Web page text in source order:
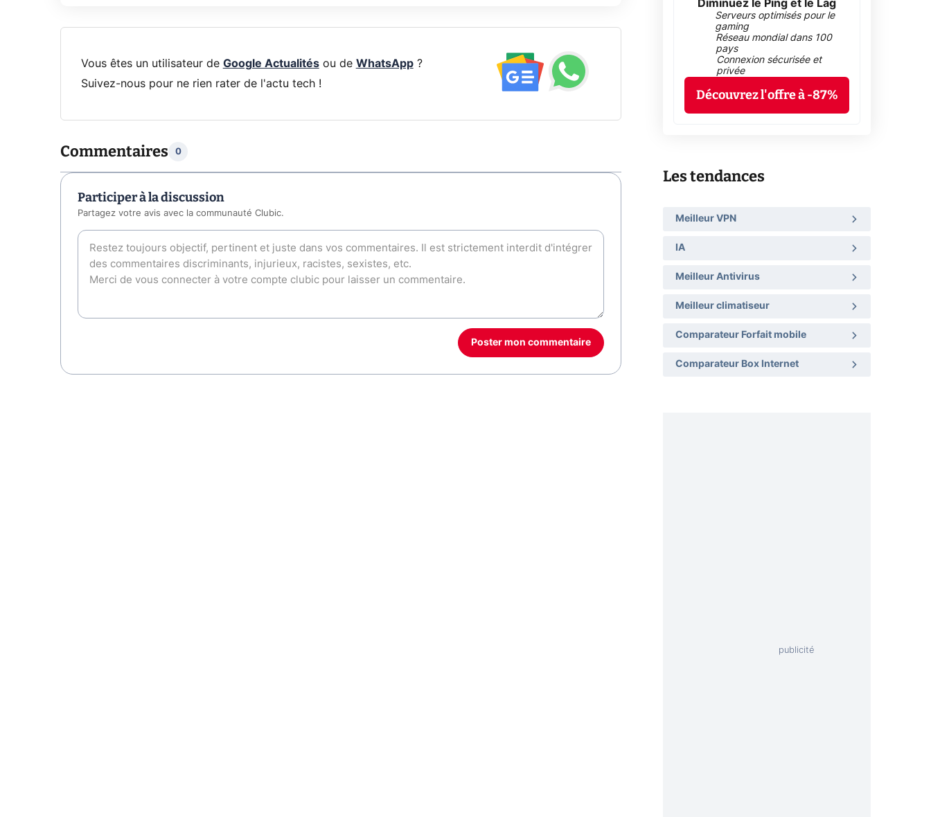
Vous êtes un utilisateur de Google Actualitésou de WhatsApp?
Suivez-nous pour ne rien rater de l'actu tech !
Commentaires 0
Participer à la discussion
Partagez votre avis avec la communauté Clubic.
Poster mon commentaire
Diminuez le Ping et le Lag
Serveurs optimisés pour le
gaming
Réseau mondial dans 100
pays
Connexion sécurisée et
privée
Découvrez l'offre à -87%
Les tendances
Meilleur VPN
IA
Meilleur Antivirus
Meilleur climatiseur
Comparateur Forfait mobile
Comparateur Box Internet